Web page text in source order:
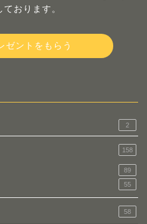
おります。
ゼントをもらう
2
158
89
55
58